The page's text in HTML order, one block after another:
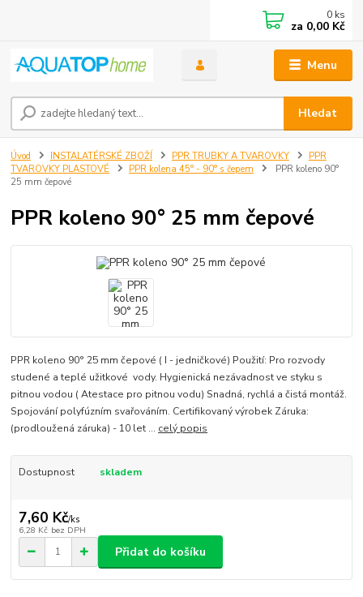
Menu
Hledat
0 ks
za 0,00 Kč
Úvod INSTALATÉRSKÉ ZBOŽÍ PPR TRUBKY A TVAROVKY
PPR
TVAROVKY PLASTOVÉ
PPR kolena 45° - 90° s čepem
PPR koleno 90°
25 mm čepové
PPR koleno 90° 25 mm čepové
PPR koleno 90° 25 mm čepové ( I - jedničkové) Použití: Pro rozvody
studené a teplé užitkové vody. Hygienická nezávadnost ve styku s
pitnou vodou ( Atestace pro pitnou vodu) Snadná, rychlá a čistá montáž.
Spojování polyfúzním svařováním. Certifikovaný výrobek Záruka:
(prodloužená záruka) - 10 let ... celý popis
Dostupnost skladem
7,60 Kč/ks
6,28 Kč bez DPH
Přidat do košíku